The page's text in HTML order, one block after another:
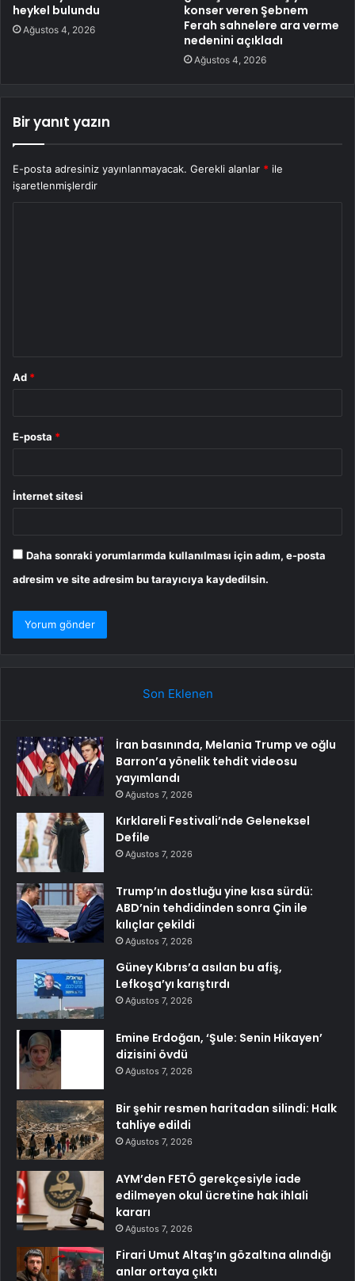
heykel bulundu
Ağustos 4, 2026
konser veren Şebnem
Ferah sahnelere ara verme
nedenini açıkladı
Ağustos 4, 2026
Bir yanıt yazın
E-posta adresiniz yayınlanmayacak. Gerekli alanlar * ile
işaretlenmişlerdir
Ad *
E-posta *
İnternet sitesi
Daha sonraki yorumlarımda kullanılması için adım, e-posta
adresim ve site adresim bu tarayıcıya kaydedilsin.
Son Eklenen
İran basınında, Melania Trump ve oğlu
Barron’a yönelik tehdit videosu
yayımlandı
Ağustos 7, 2026
Kırklareli Festivali’nde Geleneksel
Defile
Ağustos 7, 2026
Trump’ın dostluğu yine kısa sürdü:
ABD’nin tehdidinden sonra Çin ile
kılıçlar çekildi
Ağustos 7, 2026
Güney Kıbrıs’a asılan bu afiş,
Lefkoşa’yı karıştırdı
Ağustos 7, 2026
Emine Erdoğan, ‘Şule: Senin Hikayen’
dizisini övdü
Ağustos 7, 2026
Bir şehir resmen haritadan silindi: Halk
tahliye edildi
Ağustos 7, 2026
AYM’den FETÖ gerekçesiyle iade
edilmeyen okul ücretine hak ihlali
kararı
Ağustos 7, 2026
Firari Umut Altaş’ın gözaltına alındığı
anlar ortaya çıktı